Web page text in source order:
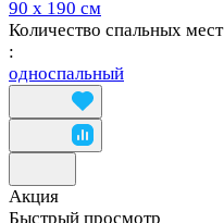
90 х 190 см
Количество спальных мест
:
односпальный
Акция
Быстрый просмотр